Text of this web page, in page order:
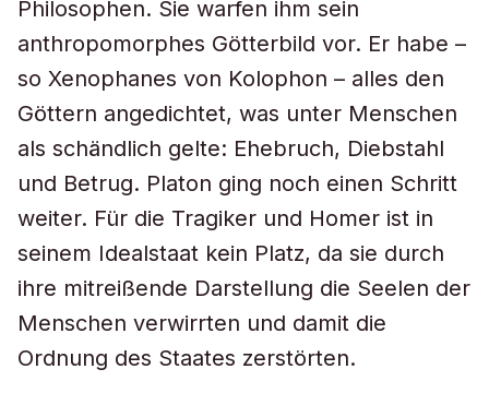
Philosophen. Sie warfen ihm sein
anthropomorphes Götterbild vor. Er habe –
so Xenophanes von Kolophon – alles den
Göttern angedichtet, was unter Menschen
als schändlich gelte: Ehebruch, Diebstahl
und Betrug. Platon ging noch einen Schritt
weiter. Für die Tragiker und Homer ist in
seinem Idealstaat kein Platz, da sie durch
ihre mitreißende Darstellung die Seelen der
Menschen verwirrten und damit die
Ordnung des Staates zerstörten.